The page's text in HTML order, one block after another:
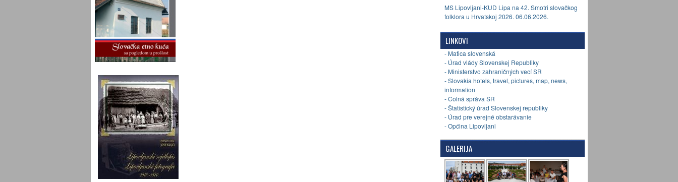
MS Lipovljani-KUD Lipa na 42. Smotri slovačkog
folklora u Hrvatskoj 2026. 06.06.2026.
LINKOVI
- Matica slovenská
- Úrad vlády Slovenskej Republiky
- Ministerstvo zahraničných vecí SR
- Slovakia hotels, travel, pictures, map, news,
information
- Colná správa SR
- Štatistický úrad Slovenskej republiky
- Úrad pre verejné obstarávanie
- Općina Lipovljani
GALERIJA